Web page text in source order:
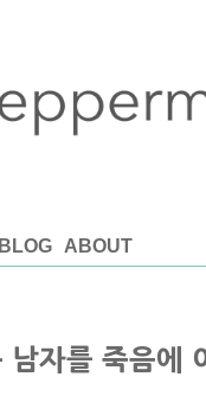
BLOG ABOUT
자를 죽음에